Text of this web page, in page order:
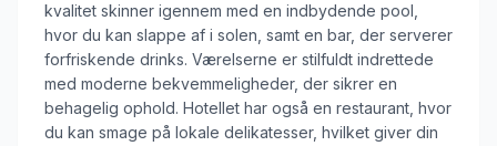
kvalitet skinner igennem med en indbydende pool,
hvor du kan slappe af i solen, samt en bar, der serverer
forfriskende drinks. Værelserne er stilfuldt indrettede
med moderne bekvemmeligheder, der sikrer en
behagelig ophold. Hotellet har også en restaurant, hvor
du kan smage på lokale delikatesser, hvilket giver din